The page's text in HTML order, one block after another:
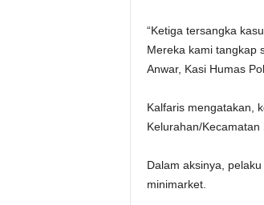
“Ketiga tersangka
Mereka kami tangkap
Anwar, Kasi Humas
Kalfaris mengatakan,
Kelurahan/
Dalam aksinya,
minimarket.